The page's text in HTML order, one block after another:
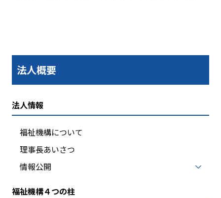
法人概要
法人情報
福祉機構について
理事長あいさつ
情報公開
福祉機構４つの柱